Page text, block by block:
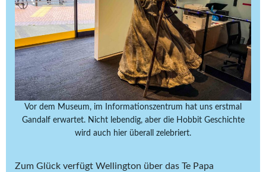
Vor dem Museum, im Informationszentrum hat uns erstmal
Gandalf erwartet. Nicht lebendig, aber die Hobbit Geschichte
wird auch hier überall zelebriert.
Zum Glück verfügt Wellington über das Te Papa